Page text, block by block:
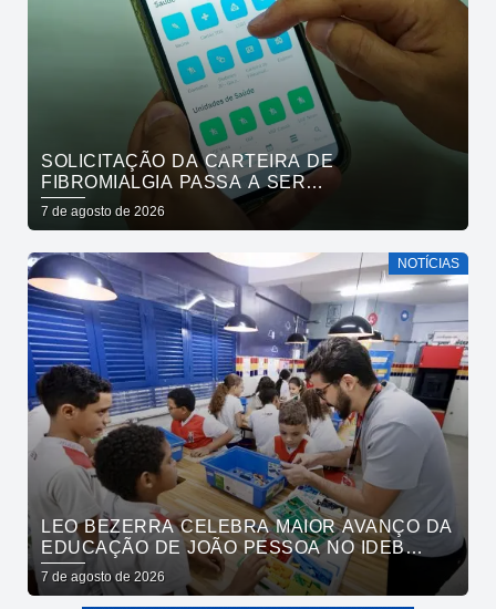
SOLICITAÇÃO DA CARTEIRA DE
FIBROMIALGIA PASSA A SER
EXCLUSIVAMENTE PELO APLICATIVO JOÃO
PESSOA NA PALMA DA MÃO
7 de agosto de 2026
NOTÍCIAS
LEO BEZERRA CELEBRA MAIOR AVANÇO DA
EDUCAÇÃO DE JOÃO PESSOA NO IDEB
ENTRE CAPITAIS DO NORDESTE
7 de agosto de 2026